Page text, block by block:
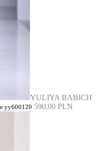
YULIYA BABICH
yy600120 590,00 PLN